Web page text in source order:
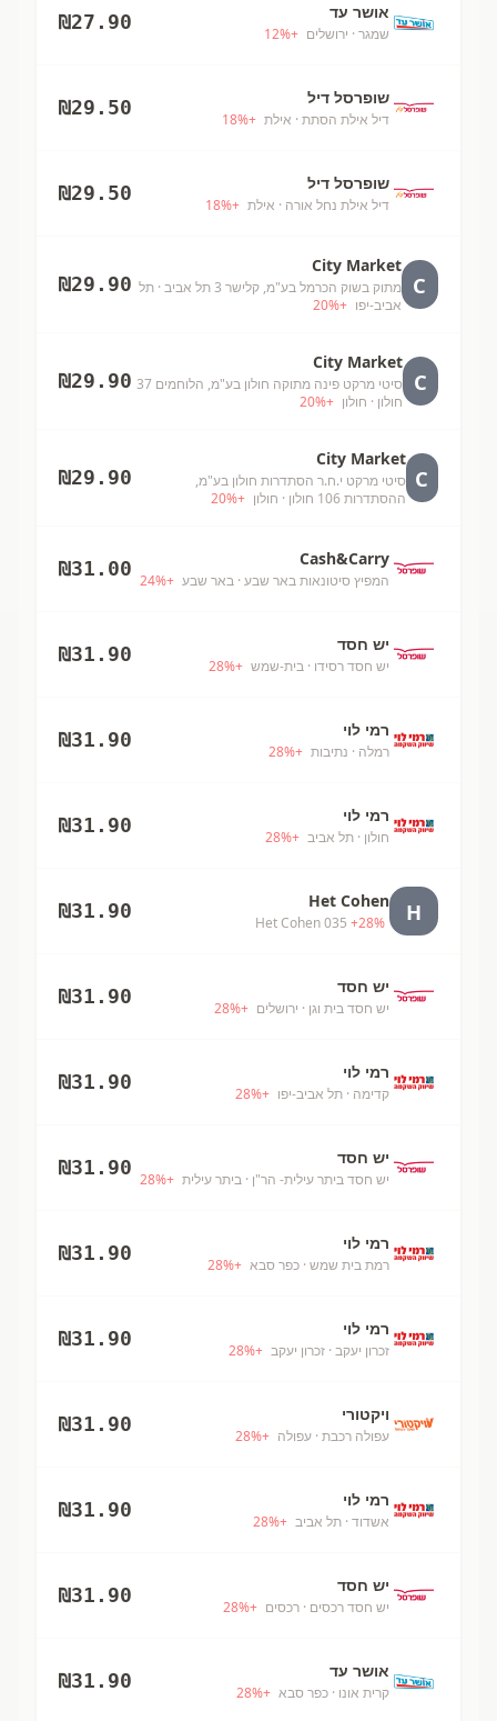
אושר עד
שמגר · ירושלים +
12%
₪27.90
שופרסל דיל
דיל אילת הסתת · אילת +
18%
₪29.50
שופרסל דיל
דיל אילת נחל אורה · אילת +
18%
₪29.50
C
City Market
מתוק בשוק הכרמל בע"מ, קלישר 3 תל אביב
· תל
אביב-יפו +
20%
₪29.90
C
City Market
סיטי מרקט פינה מתוקה חולון בע"מ, הלוחמים 37
חולון · חולון +
20%
₪29.90
C
City Market
סיטי מרקט י.ח.ר הסתדרות חולון בע"מ,
ההסתדרות 106 חולון
· חולון +
20%
₪29.90
Cash&Carry
המפיץ סיטונאות באר שבע · באר שבע +
24%
₪31.00
יש חסד
יש חסד רסידו · בית-שמש +
28%
₪31.90
רמי לוי
רמלה · נתיבות +
28%
₪31.90
רמי לוי
חולון · תל אביב +
28%
₪31.90
H
Het Cohen
Het Cohen 035 +28%
₪31.90
יש חסד
יש חסד בית וגן · ירושלים +
28%
₪31.90
רמי לוי
קדימה · תל אביב-יפו +
28%
₪31.90
יש חסד
יש חסד ביתר עילית- הר"ן · ביתר עילית +
28%
₪31.90
רמי לוי
רמת בית שמש · כפר סבא +
28%
₪31.90
רמי לוי
זכרון יעקב · זכרון יעקב +
28%
₪31.90
ויקטורי
עפולה רכבת · עפולה +
28%
₪31.90
רמי לוי
אשדוד · תל אביב +
28%
₪31.90
יש חסד
יש חסד רכסים · רכסים +
28%
₪31.90
אושר עד
קרית אונו · כפר סבא +
28%
₪31.90